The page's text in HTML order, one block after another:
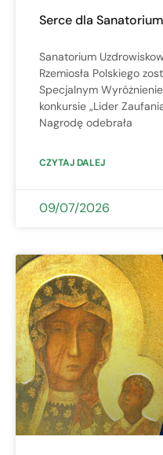
Serce dla
Sanatorium
Rzemiosła Polskiego
Specjalnym
konkursie „Lider
Nagrodę odebrała
CZYTAJ DALEJ
09/07/2026